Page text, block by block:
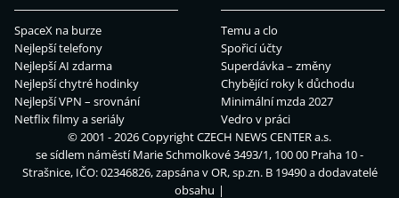
SpaceX na burze
Nejlepší telefony
Nejlepší AI zdarma
Nejlepší chytré hodinky
Nejlepší VPN – srovnání
Netflix filmy a seriály
Temu a clo
Spořicí účty
Superdávka – změny
Chybějící roky k důchodu
Minimální mzda 2027
Vedro v práci
© 2001 - 2026 CopyrightCZECH NEWS CENTER a.s.
se sídlem náměstí Marie Schmolkové 3493/1, 100 00 Praha 10 -
Strašnice, IČO: 02346826, zapsána v OR, sp.zn. B 19490 a dodavatelé
obsahu